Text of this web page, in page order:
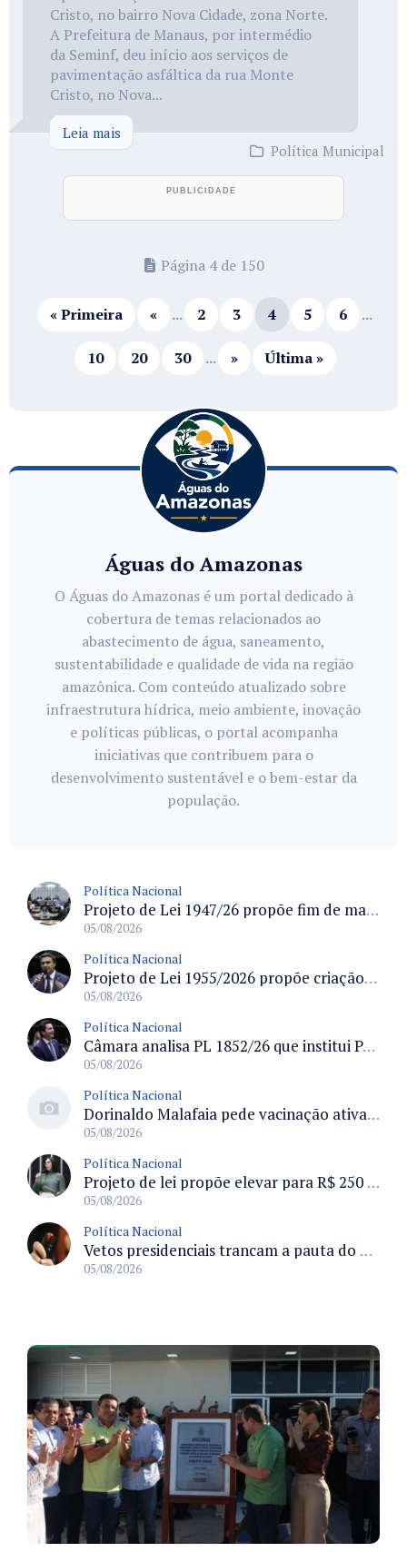
Cristo, no bairro Nova Cidade, zona Norte.
A Prefeitura de Manaus, por intermédio
da Seminf, deu início aos serviços de
pavimentação asfáltica da rua Monte
Cristo, no Nova...
Leia mais
Política Municipal
Página 4 de 150
« Primeira « ... 2 3 4 5 6 ...
10 20 30 ... » Última »
Águas do Amazonas
O Águas do Amazonas é um portal dedicado à
cobertura de temas relacionados ao
abastecimento de água, saneamento,
sustentabilidade e qualidade de vida na região
amazônica. Com conteúdo atualizado sobre
infraestrutura hídrica, meio ambiente, inovação
e políticas públicas, o portal acompanha
iniciativas que contribuem para o
desenvolvimento sustentável e o bem-estar da
população.
Política Nacional
Projeto de Lei 1947/26 propõe fim de margens para cartão de crédito e consignado do INSS
05/08/2026
Política Nacional
Projeto de Lei 1955/2026 propõe criação de geração livre de fumo ao restringir venda de vapes a nascidos desde 1º de janeiro de 2009
05/08/2026
Política Nacional
Câmara analisa PL 1852/26 que institui Política Nacional de Gestão de Desempenho e Eficiência para servidores públicos
05/08/2026
Política Nacional
Dorinaldo Malafaia pede vacinação ativa ao Ministério da Saúde para reverter queda na cobertura vacinal no Brasil
05/08/2026
Política Nacional
Projeto de lei propõe elevar para R$ 250 mil limite de isenção do IPI para pessoas com deficiência e autismo
05/08/2026
Política Nacional
Vetos presidenciais trancam a pauta do Congresso com 87 itens pendentes e incluem trechos do Orçamento de 2026
05/08/2026